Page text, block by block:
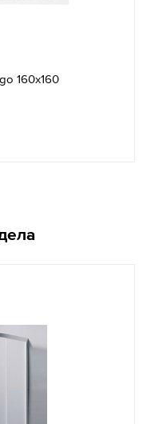
160х160